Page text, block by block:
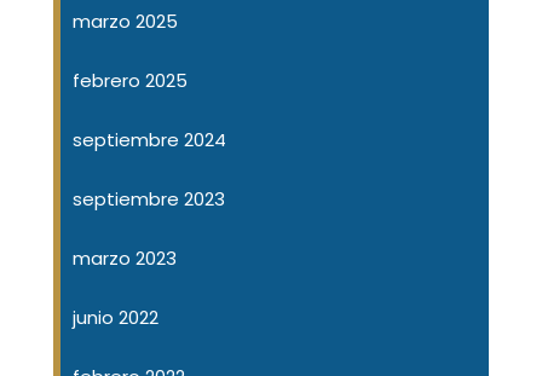
marzo 2025
febrero 2025
septiembre 2024
septiembre 2023
marzo 2023
junio 2022